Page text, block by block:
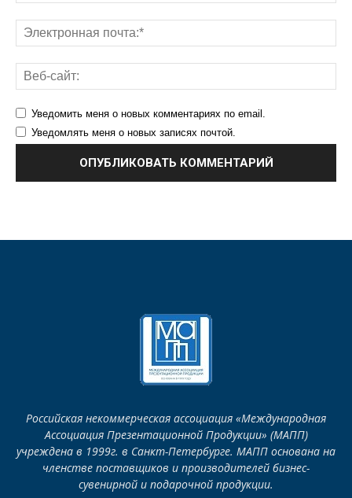
Уведомить меня о новых комментариях по email.
Уведомлять меня о новых записях почтой.
Российская некоммерческая ассоциация «Международная
Ассоциация Презентационной Продукции» (МАПП)
учреждена в 1999г. в Санкт-Петербурге. МАПП основана на
членстве поставщиков и производителей бизнес-
сувенирной и подарочной продукции.